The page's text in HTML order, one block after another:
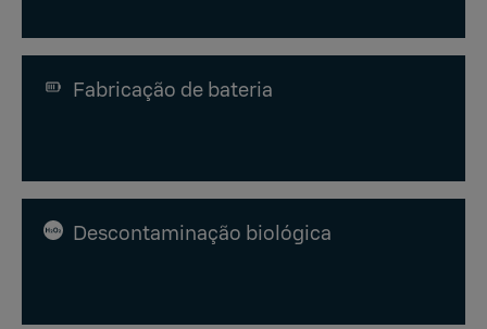
Fabricação de bateria
Descontaminação biológica